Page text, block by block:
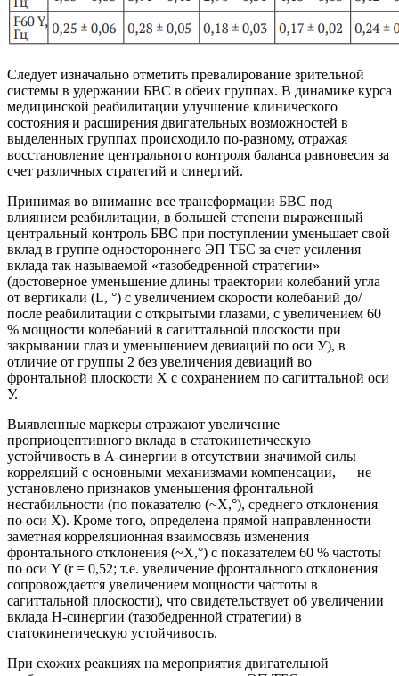
Следует изначально отметить превалирование зрительной
системы в удержании БВС в обеих группах. В динамике курса
медицинской реабилитации улучшение клинического
состояния и расширения двигательных возможностей в
выделенных группах происходило по-разному, отражая
восстановление центрального контроля баланса равновесия за
счет различных стратегий и синергий.
Принимая во внимание все трансформации БВС под
влиянием реабилитации, в большей степени выраженный
центральный контроль БВС при поступлении уменьшает свой
вклад в группе одностороннего ЭП ТБС за счет усиления
вклада так называемой «тазобедренной стратегии»
(достоверное уменьшение длины траектории колебаний угла
от вертикали (L, °) с увеличением скорости колебаний до/
после реабилитации с открытыми глазами, с увеличением 60
% мощности колебаний в сагиттальной плоскости при
закрывании глаз и уменьшением девиаций по оси У), в
отличие от группы 2 без увеличения девиаций во
фронтальной плоскости Х с сохранением по сагиттальной оси
У.
Выявленные маркеры отражают увеличение
проприоцептивного вклада в статокинетическую
устойчивость в А-синергии в отсутствии значимой силы
корреляций с основными механизмами компенсации, — не
установлено признаков уменьшения фронтальной
нестабильности (по показателю (~X,°), среднего отклонения
по оси Х). Кроме того, определена прямой направленности
заметная корреляционная взаимосвязь изменения
фронтального отклонения (~X,°) с показателем 60 % частоты
по оси Y (r = 0,52; т.е. увеличение фронтального отклонения
сопровождается увеличением мощности частоты в
сагиттальной плоскости), что свидетельствует об увеличении
вклада Н-синергии (тазобедренной стратегии) в
статокинетическую устойчивость.
При схожих реакциях на мероприятия двигательной